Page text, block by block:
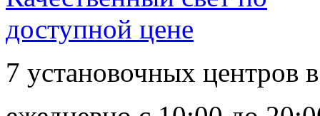
7 установочных центров